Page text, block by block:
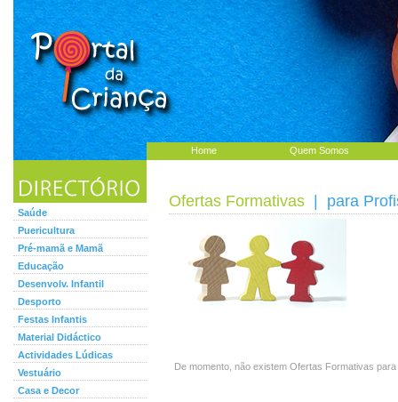
Home Quem Somos
Saúde
Puericultura
Pré-mamã e Mamã
Educação
Desenvolv. Infantil
Desporto
Festas Infantis
Material Didáctico
Actividades Lúdicas
Vestuário
Casa e Decor
Ofertas Formativas | para
De momento, não existem Ofertas Formativas